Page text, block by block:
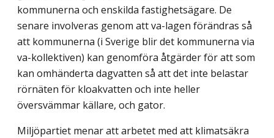
kommunerna och enskilda fastighetsägare. De
senare involveras genom att va-lagen förändras så
att kommunerna (i Sverige blir det kommunerna via
va-kollektiven) kan genomföra åtgärder för att som
kan omhänderta dagvatten så att det inte belastar
rörnäten för kloakvatten och inte heller
översvämmar källare, och gator.
Miljöpartiet menar att arbetet med att klimatsäkra